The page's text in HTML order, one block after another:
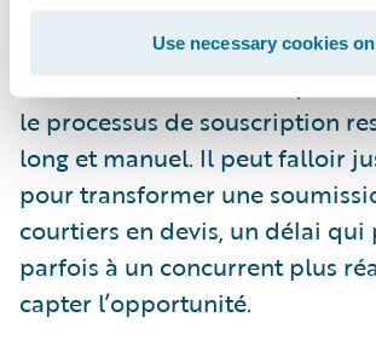
Use necessary cookies
3. UnderwritingCenter : la
réinventée
Dans l’assurance des risques
le processus de souscription
long et manuel. Il peut falloir
pour transformer une
courtiers en devis, un délai qui
parfois à un concurrent plus
capter l’opportunité.